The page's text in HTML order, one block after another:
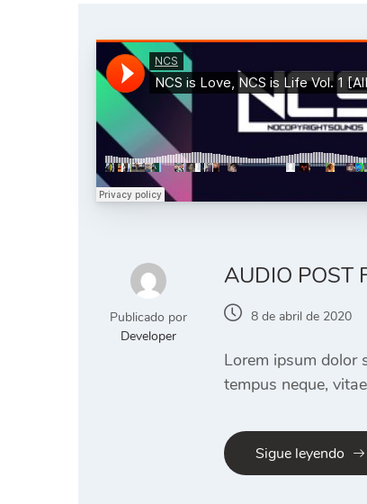
Publicado por
Developer
AUDIO POST
8 de abril de 2020
Lorem ipsum dolor
tempus neque,
Sigue leyendo